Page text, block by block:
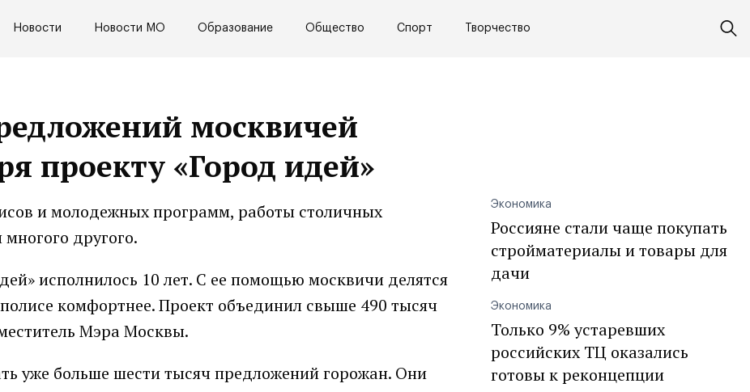
Новости Новости МО Образование Общество Спорт Творчество
москвичей
проекту «Город идей»
и молодежных программ, работы столичных
другого.
исполнилось 10 лет. С ее помощью москвичи делятся
комфортнее. Проект объединил свыше 490 тысяч
Мэра Москвы.
уже больше шести тысяч предложений горожан. Они
Экономика
Россияне стали чаще покупать
стройматериалы и товары для
дачи
Экономика
Только 9% устаревших
российских ТЦ оказались
готовы к реконцепции